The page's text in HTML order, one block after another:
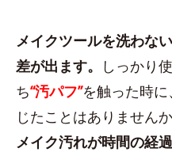
メイクツールを洗わな
差が出ます。
しっかり
ち“汚パフ”を触った時
じたことはありません
メイク汚れが時間の経